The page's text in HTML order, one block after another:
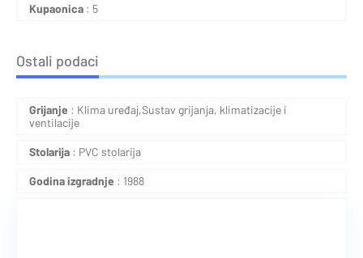
Kupaonica : 5
Ostali podaci
Grijanje : Klima uređaj,Sustav grijanja, klimatizacije i
ventilacije
Stolarija : PVC stolarija
Godina izgradnje : 1988